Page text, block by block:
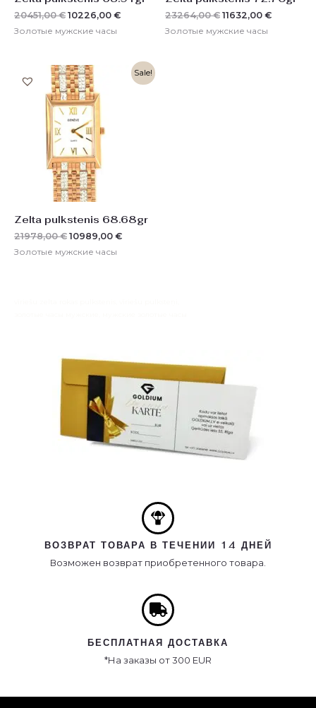
20451,00€ 10226,00 €
Золотые мужские часы
23264,00€ 11632,00 €
Золотые мужские часы
Sale!
Zelta pulkstenis 68.68gr
21978,00€
Первоначальная
цена
составляла
21978,00 €.
10989,00 €
Текущая
цена:
Золотые мужские часы
ВОЗВРАТ ТОВАРА В ТЕЧЕНИИ 14 ДНЕЙ
Возможен возврат приобретенного товара.
БЕСПЛАТНАЯ ДОСТАВКА
*На заказы от 300 EUR